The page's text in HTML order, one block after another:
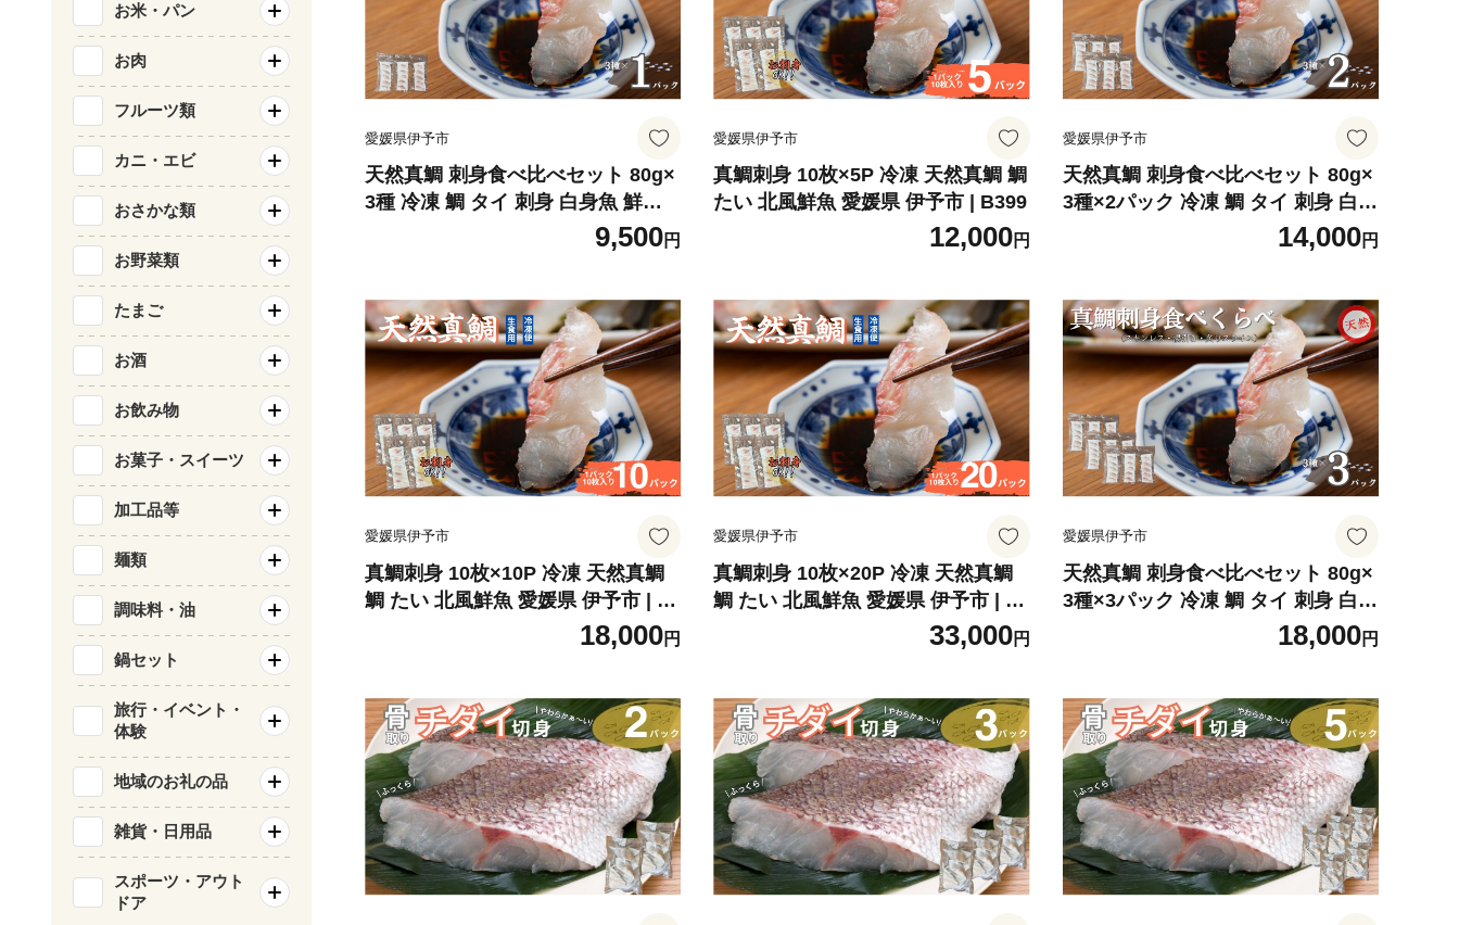
愛媛県伊予市
天然真鯛 刺身食べ比べセット 80g×
3種 冷凍 鯛 タイ 刺身 白身魚 鮮魚
北風鮮魚 愛媛県 伊予市 | A889,500円
愛媛県伊予市
真鯛刺身 10枚×5P 冷凍 天然真鯛 鯛
たい 北風鮮魚 愛媛県 伊予市 | B399
12,000円
愛媛県伊予市
天然真鯛 刺身食べ比べセット 80g×
3種×2パック 冷凍 鯛 タイ 刺身 白身
魚 鮮魚 北風鮮魚 愛媛県 伊予市｜B
14,000円
愛媛県伊予市
真鯛刺身 10枚×10P 冷凍 天然真鯛
鯛 たい 北風鮮魚 愛媛県 伊予市 | B
18,000円
愛媛県伊予市
真鯛刺身 10枚×20P 冷凍 天然真鯛
鯛 たい 北風鮮魚 愛媛県 伊予市 | D
33,000円
愛媛県伊予市
天然真鯛 刺身食べ比べセット 80g×
3種×3パック 冷凍 鯛 タイ 刺身 白身
魚 鮮魚 北風鮮魚 愛媛県 伊予市｜B
18,000円
お米・パン
お肉
フルーツ類
カニ・エビ
おさかな類
お野菜類
たまご
お酒
お飲み物
お菓子・スイーツ
加工品等
麺類
調味料・油
鍋セット
旅行・イベント・
体験
地域のお礼の品
雑貨・日用品
スポーツ・アウト
ドア